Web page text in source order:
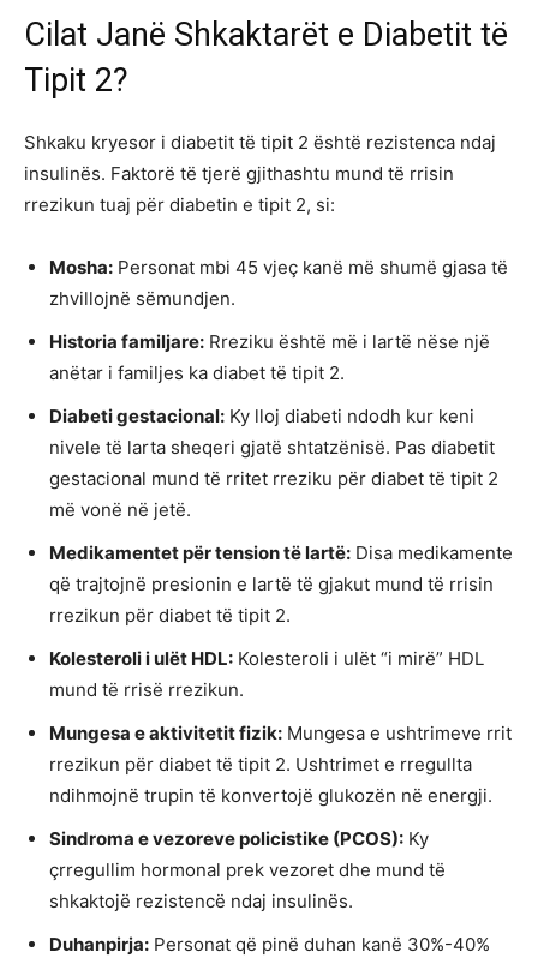
Cilat Janë Shkaktarët e Diabetit të
Tipit 2?
Shkaku kryesor i diabetit të tipit 2 është rezistenca ndaj
insulinës. Faktorë të tjerë gjithashtu mund të rrisin
rrezikun tuaj për diabetin e tipit 2, si:
Mosha: Personat mbi 45 vjeç kanë më shumë gjasa të
zhvillojnë sëmundjen.
Historia familjare: Rreziku është më i lartë nëse një
anëtar i familjes ka diabet të tipit 2.
Diabeti gestacional: Ky lloj diabeti ndodh kur keni
nivele të larta sheqeri gjatë shtatzënisë. Pas diabetit
gestacional mund të rritet rreziku për diabet të tipit 2
më vonë në jetë.
Medikamentet për tension të lartë: Disa medikamente
që trajtojnë presionin e lartë të gjakut mund të rrisin
rrezikun për diabet të tipit 2.
Kolesteroli i ulët HDL: Kolesteroli i ulët “i mirë” HDL
mund të rrisë rrezikun.
Mungesa e aktivitetit fizik: Mungesa e ushtrimeve rrit
rrezikun për diabet të tipit 2. Ushtrimet e rregullta
ndihmojnë trupin të konvertojë glukozën në energji.
Sindroma e vezoreve policistike (PCOS): Ky
çrregullim hormonal prek vezoret dhe mund të
shkaktojë rezistencë ndaj insulinës.
Duhanpirja: Personat që pinë duhan kanë 30%-40%